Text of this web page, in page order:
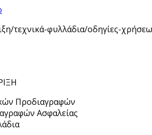
τεχνικά-φυλλάδια/οδηγίες-
Προδιαγραφών
Ασφαλείας